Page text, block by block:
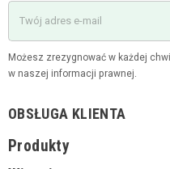
Możesz zrezygnować w każdej
w naszej informacji prawnej.
OBSŁUGA KLIENTA
Produkty